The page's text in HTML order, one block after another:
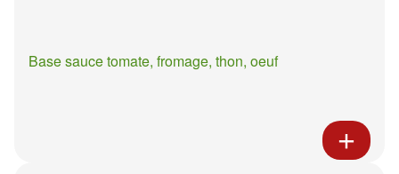
Base sauce tomate, fromage, thon, oeuf